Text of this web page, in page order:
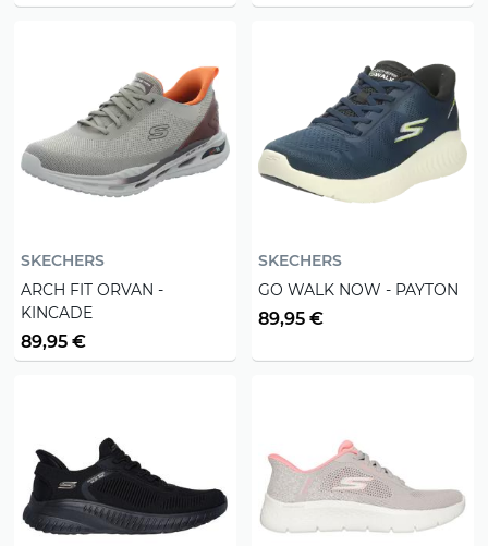
SKECHERS
ARCH FIT ORVAN -
KINCADE
89,95 €
SKECHERS
GO WALK NOW - PAYTON
89,95 €